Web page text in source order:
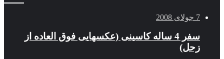
7 جولای 2008
سفر 4 ساله کاسینی (عکسهایی فوق العاده از
زحل)